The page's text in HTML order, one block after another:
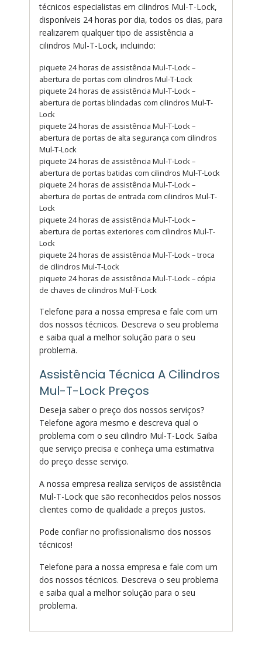
técnicos especialistas em cilindros Mul-T-Lock,
disponíveis 24 horas por dia, todos os dias, para
realizarem qualquer tipo de assistência a
cilindros Mul-T-Lock, incluindo:
piquete 24 horas de assistência Mul-T-Lock –
abertura de portas com cilindros Mul-T-Lock
piquete 24 horas de assistência Mul-T-Lock –
abertura de portas blindadas com cilindros Mul-T-
Lock
piquete 24 horas de assistência Mul-T-Lock –
abertura de portas de alta segurança com cilindros
Mul-T-Lock
piquete 24 horas de assistência Mul-T-Lock –
abertura de portas batidas com cilindros Mul-T-Lock
piquete 24 horas de assistência Mul-T-Lock –
abertura de portas de entrada com cilindros Mul-T-
Lock
piquete 24 horas de assistência Mul-T-Lock –
abertura de portas exteriores com cilindros Mul-T-
Lock
piquete 24 horas de assistência Mul-T-Lock – troca
de cilindros Mul-T-Lock
piquete 24 horas de assistência Mul-T-Lock – cópia
de chaves de cilindros Mul-T-Lock
Telefone para a nossa empresa e fale com um
dos nossos técnicos. Descreva o seu problema
e saiba qual a melhor solução para o seu
problema.
Assistência Técnica A Cilindros
Mul-T-Lock Preços
Deseja saber o preço dos nossos serviços?
Telefone agora mesmo e descreva qual o
problema com o seu cilindro Mul-T-Lock. Saiba
que serviço precisa e conheça uma estimativa
do preço desse serviço.
A nossa empresa realiza serviços de assistência
Mul-T-Lock que são reconhecidos pelos nossos
clientes como de qualidade a preços justos.
Pode confiar no profissionalismo dos nossos
técnicos!
Telefone para a nossa empresa e fale com um
dos nossos técnicos. Descreva o seu problema
e saiba qual a melhor solução para o seu
problema.